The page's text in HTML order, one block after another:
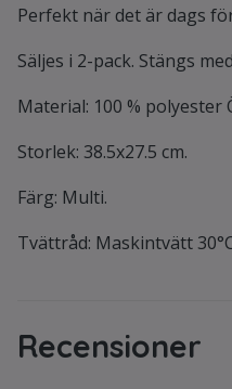
Perfekt när det är dags
Säljes i 2-pack. Stängs
Material: 100 % polyester
Storlek: 38.5x27.5 cm.
Färg: Multi.
Tvättråd: Maskintvätt
Recensioner